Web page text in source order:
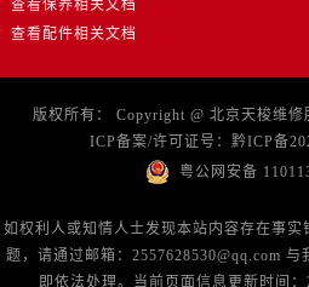
查看保养相关文档
查看配件相关文档
版权所有： Copyright @ 北京天梭维修
ICP备案/许可证号： 黔ICP备
粤公网安备
如权利人或知情人士发现本站内容存在事实
题，请通过邮箱：2557628530@qq.com
即依法处理。当前页面信息更新时间